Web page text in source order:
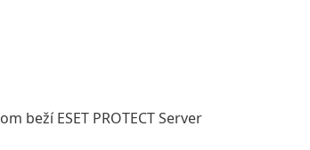
ESET PROTECT Server